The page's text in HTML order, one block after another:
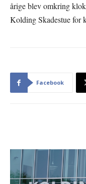
årige blev omkring
Kolding Skadestue for
Facebook